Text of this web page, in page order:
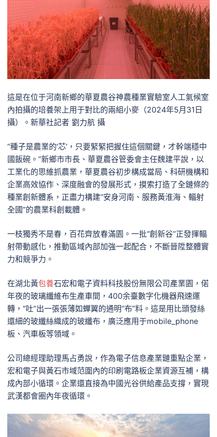
這是在位于河南新鄉的華夏農谷神農種業實驗室人工氣候室
內拍攝的培養架上用于對比的兩組小麥（2024年5月31日
攝）。新華社記者 劉力航 攝
“種子是農業的‘芯’，只要緊緊把握住這個關鍵，才幹端穩中
國飯碗。”新鄉市市長、華夏農谷管委會主任魏建平說，以
工業化的思維抓農業，華夏農谷初步構成當局、科研機構和
企業高效協作、深度融會的發展形式，摸索打造了全鏈條的
種業創新體系，正盡力構建“安身河南、服務黃淮海、輻射
全國”的農業科創載體。
一枝獨秀不是春，百花齊放春滿園。一批“創新谷”正發揮輻
射帶動感化，推動區域內部加強一起配合，不斷晉陞整體實
力和競爭力。
在湖北黃包養石宏和電子資料科技股份無限公司產業園，偌
年夜的玻璃纖維布生產車間，400余臺數字化機器飛速運
轉，“吐”出一張張薄如蟬翼的通明“布”料。這是用比頭發絲
還細的玻纖絲織成的玻纖布，廣泛應用于mobile_phone
板、汽車板等領域。
公司總經理助理馬占勇說，作為電子信息產業鏈重點企業，
宏和電子與黃石市域范圍內的印刷電路板企業資源互補，構
成內部小循環。企業還直接為中國光谷供給產品支撐，實現
武漢都會圈內年夜循環。